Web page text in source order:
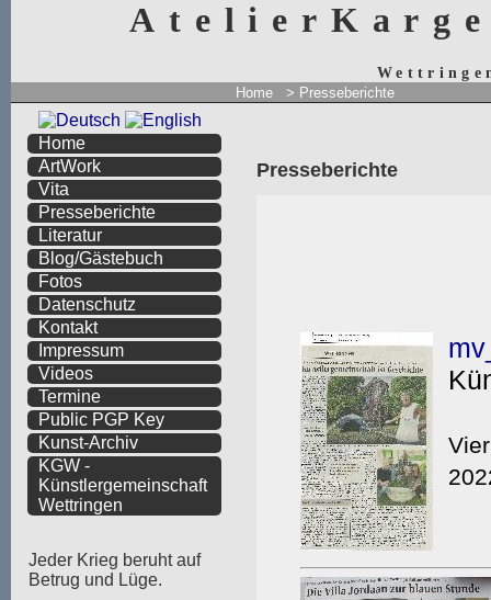
Home > Presseberichte
Presseberichte
Home
ArtWork
Vita
Presseberichte
Literatur
Blog/Gästebuch
Fotos
Datenschutz
Kontakt
Impressum
Videos
Termine
Public PGP Key
Kunst-Archiv
KGW -
Künstlergemeinschaft
Wettringen
Jeder Krieg beruht auf
Betrug und Lüge.